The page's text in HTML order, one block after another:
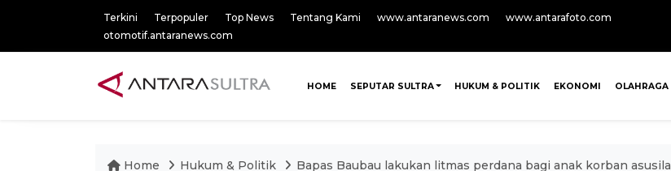
Terkini Terpopuler Top News Tentang Kami www.antaranews.com
www.antarafoto.com
otomotif.antaranews.com
HOME SEPUTAR SULTRA HUKUM & POLITIK EKONOMI OLAHRAGA
Home Hukum & Politik Bapas Baubau lakukan litmas perdana bagi anak korban asusila